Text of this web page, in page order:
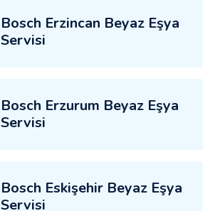
Bosch Erzincan Beyaz Eşya
Servisi
Bosch Erzurum Beyaz Eşya
Servisi
Bosch Eskişehir Beyaz Eşya
Servisi